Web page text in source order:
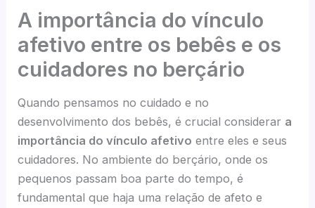
A importância do vínculo
afetivo entre os bebês e os
cuidadores no berçário
Quando pensamos no cuidado e no
desenvolvimento dos bebês, é crucial considerar a
importância do vínculo afetivo entre eles e seus
cuidadores. No ambiente do berçário, onde os
pequenos passam boa parte do tempo, é
fundamental que haja uma relação de afeto e